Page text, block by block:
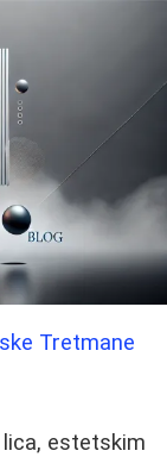
Tretmane
estetskim